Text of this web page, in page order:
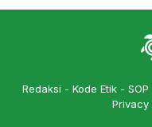
Redaksi Kode Etik
Privacy